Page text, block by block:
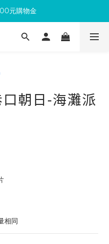
購物金
元購物金
領取50元購物金
口朝日-海灘派
相同